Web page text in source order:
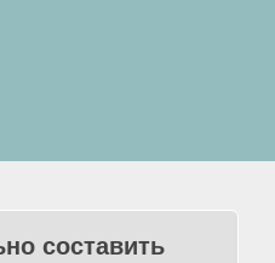
составить